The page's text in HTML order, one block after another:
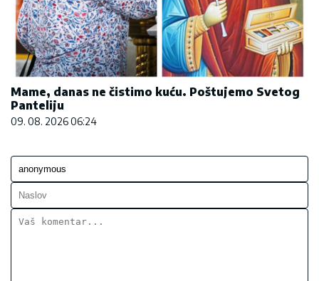
Mame, danas ne čistimo kuću. Poštujemo Svetog
Panteliju
09. 08. 2026 06:24